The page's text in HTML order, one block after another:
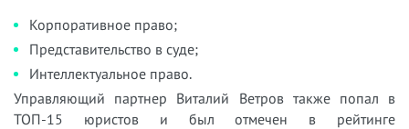
Корпоративное право;
Представительство в суде;
Интеллектуальное право.
Управляющий партнер Виталий Ветров также попал в
ТОП-15 юристов и был отмечен в рейтинге